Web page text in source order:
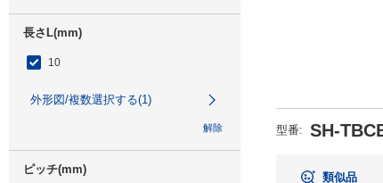
長さL(mm)
10
外形図/複数選択する(1)
解除
ピッチ(mm)
型番: SH-
類似品